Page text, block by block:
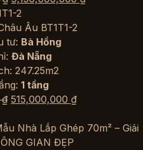
gốc
là:
5,200,000,000 ₫.
Âu BT1T1-2
tư: Bà Hồng
Đà Nẵng
247.25m2
1 tầng
₫ Giá
là:
520,000,000 ₫.
515,000,000 ₫Giá
tại
Nhà Lắp Ghép 70m² – Giải
GIAN ĐẸP